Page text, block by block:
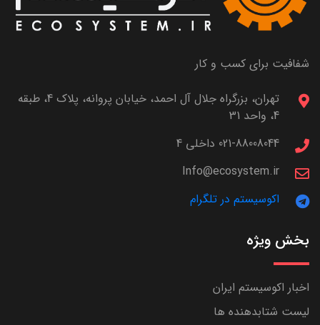
شفافیت برای کسب و کار
تهران، بزرگراه جلال آل احمد، خیابان پروانه، پلاک 4، طبقه
4، واحد 31
021-88008044 داخلی 4
Info@ecosystem.ir
اکوسیستم در تلگرام
بخش ویژه
اخبار اکوسیستم ایران
لیست شتابدهنده ها